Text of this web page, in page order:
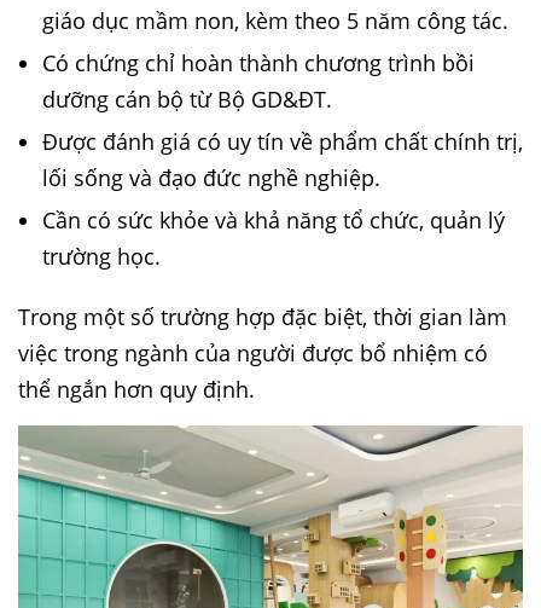
giáo dục mầm non, kèm theo 5 năm công tác.
Có chứng chỉ hoàn thành chương trình bồi
dưỡng cán bộ từ Bộ GD&ĐT.
Được đánh giá có uy tín về phẩm chất chính trị,
lối sống và đạo đức nghề nghiệp.
Cần có sức khỏe và khả năng tổ chức, quản lý
trường học.
Trong một số trường hợp đặc biệt, thời gian làm
việc trong ngành của người được bổ nhiệm có
thể ngắn hơn quy định.